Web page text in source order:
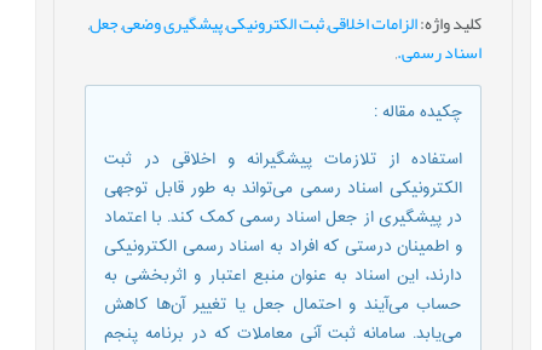
کلید واژه:الزامات اخلاقی,ثبت الکترونیکی,پیشگیری وضعی,جعل,
اسناد رسمی.,
چکیده مقاله:
استفاده از تلازمات پیشگیرانه و اخلاقی در ثبت
الکترونیکی اسناد رسمی می‌تواند به طور قابل توجهی
در پیشگیری از جعل اسناد رسمی کمک کند. با اعتماد
و اطمینان درستی که افراد به اسناد رسمی الکترونیکی
دارند، این اسناد به عنوان منبع اعتبار و اثربخشی به
حساب می‌آیند و احتمال جعل یا تغییر آن‌ها کاهش
می‌یابد. سامانه ثبت آنی معاملات که در برنامه پنجم